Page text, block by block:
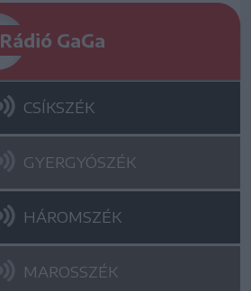
Rádió GaGa
CSÍKSZÉK
GYERGYÓSZÉK
HÁROMSZÉK
MAROSSZÉK